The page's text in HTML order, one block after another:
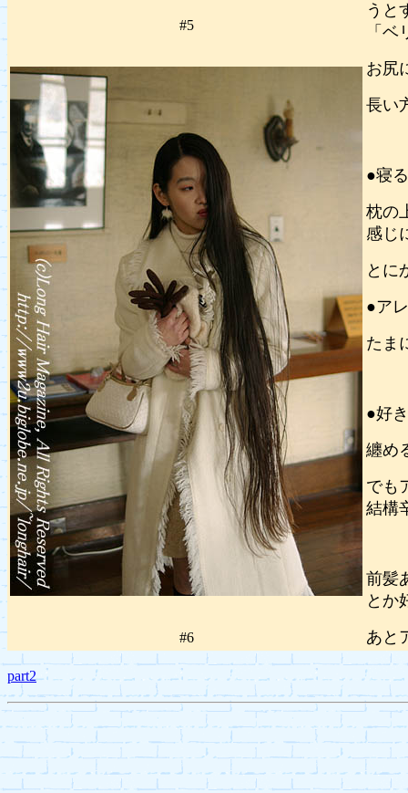
うと
「
お尻
長い
●寝
枕の
感じ
とに
●ア
たま
●好
纏め
でも
結構
前髪
とか
あと
#5
#6
part2